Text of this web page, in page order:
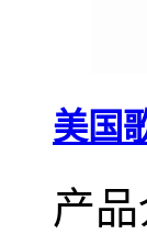
美国
产品